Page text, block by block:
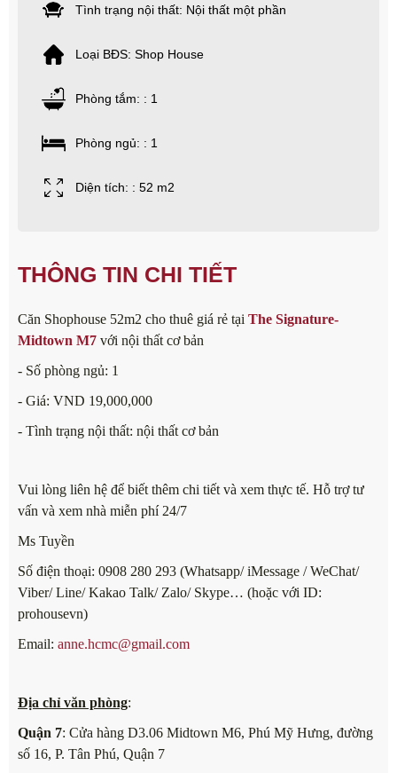
Tình trạng nội thất: Nội thất một phần
Loại BĐS: Shop House
Phòng tắm: : 1
Phòng ngủ: : 1
Diện tích: : 52 m2
THÔNG TIN CHI TIẾT
Căn Shophouse 52m2 cho thuê giá rẻ tại The Signature-
Midtown M7 với nội thất cơ bản
- Số phòng ngủ: 1
- Giá: VND 19,000,000
- Tình trạng nội thất: nội thất cơ bản
Vui lòng liên hệ để biết thêm chi tiết và xem thực tế. Hỗ trợ tư
vấn và xem nhà miễn phí 24/7
Ms Tuyền
Số điện thoại: 0908 280 293 (Whatsapp/ iMessage / WeChat/
Viber/ Line/ Kakao Talk/ Zalo/ Skype… (hoặc với ID:
prohousevn)
Email: anne.hcmc@gmail.com
Địa chỉ văn phòng:
Quận 7: Cửa hàng D3.06 Midtown M6, Phú Mỹ Hưng, đường
số 16, P. Tân Phú, Quận 7